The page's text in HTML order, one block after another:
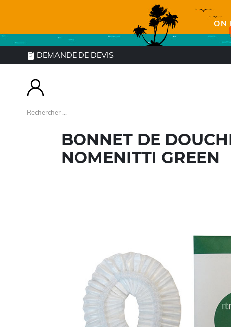
ON
DEMANDE DE DEVIS
BONNET DE
NOMENITTI GREEN